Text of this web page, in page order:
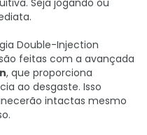
Seja jogando ou
Double-Injection
feitas com a avançada
, que proporciona
ao desgaste. Isso
intactas mesmo